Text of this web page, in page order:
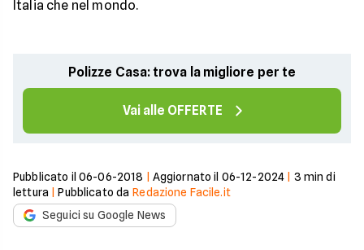
Italia che nel mondo.
Polizze Casa: trova la migliore per te
Vai alle OFFERTE
Pubblicato il 06-06-2018 Aggiornato il 06-12-2024 3 min di
lettura |Pubblicato da Redazione Facile.it
Seguici su Google News